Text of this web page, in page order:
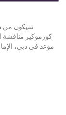
سيكون من
موعد في دبي،